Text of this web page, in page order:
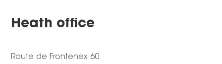
Heath office
Route de Frontenex 60